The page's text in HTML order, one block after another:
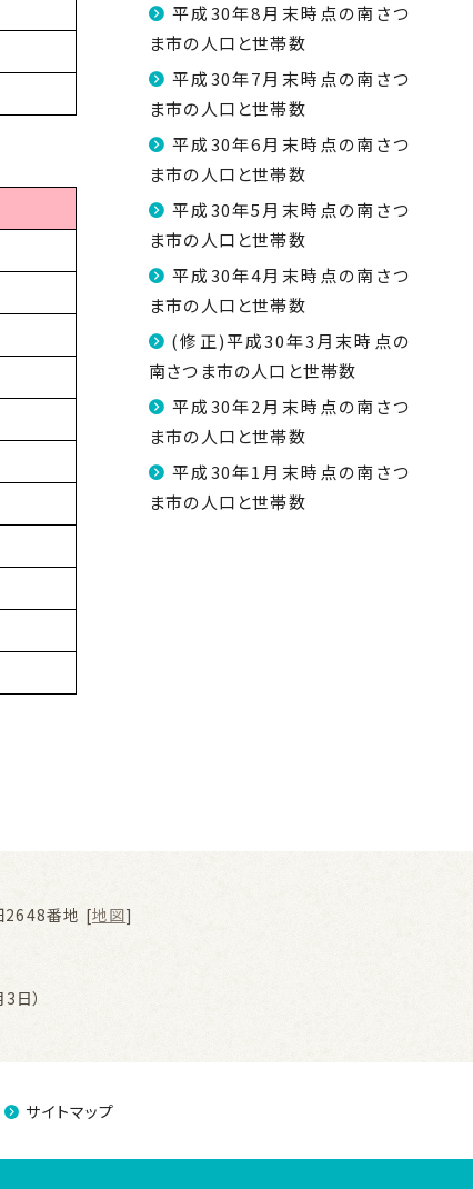
平成30年8月末時点の南さつ
ま市の人口と世帯数
平成30年7月末時点の南さつ
ま市の人口と世帯数
平成30年6月末時点の南さつ
ま市の人口と世帯数
平成30年5月末時点の南さつ
ま市の人口と世帯数
平成30年4月末時点の南さつ
ま市の人口と世帯数
(修正)平成30年3月末時点の
南さつま市の人口と世帯数
平成30年2月末時点の南さつ
ま市の人口と世帯数
平成30年1月末時点の南さつ
ま市の人口と世帯数
2648番地 [地図]
日）
サイトマップ